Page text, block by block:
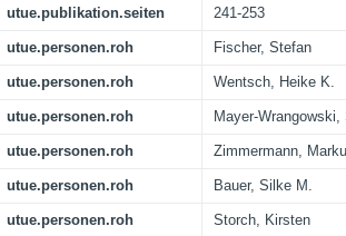
utue.publikation.seiten 241-253
utue.personen.roh Fischer, Stefan
utue.personen.roh Wentsch, Heike K.
utue.personen.roh Mayer-Wrangowski,
utue.personen.roh Zimmermann,
utue.personen.roh Bauer, Silke M.
utue.personen.roh Storch, Kirsten